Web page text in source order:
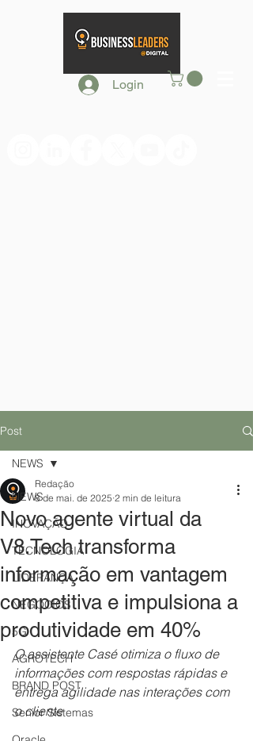
Login
Post
NEWS
INOVAÇÃO
TECNOLOGIA
LIDERANÇA
NEGÓCIOS
5G
AGROTECH
BRAND POST
Senior Sistemas
NEWS
Novo agente virtual da
V8.Tech transforma
informação em vantagem
competitiva e impulsiona a
produtividade em 40%
Redação
8 de mai. de 2025 2 min de leitura
O assistente Casé otimiza o fluxo de
informações com respostas rápidas e
entrega agilidade nas interações com
o cliente